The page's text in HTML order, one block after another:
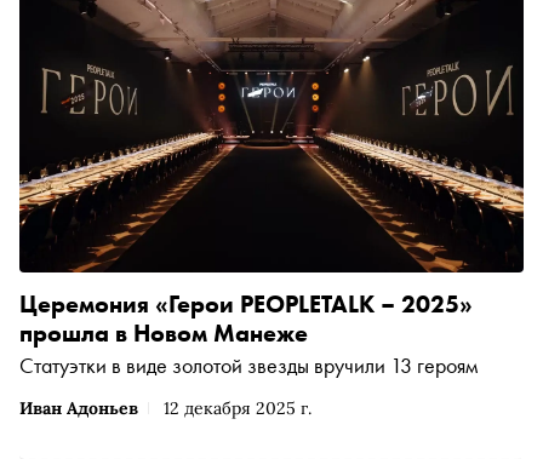
Иван Адоньев 12 декабря 2025 г.
Церемония «Герои PEOPLETALK – 2025»
прошла в Новом Манеже
Статуэтки в виде золотой звезды вручили 13 героям